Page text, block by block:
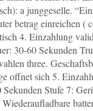
a junggeselle.
betrag einreichen (
4. Einzahlung
30-60 Sekunden
three.
offnet sich 5.
Stufe 7: